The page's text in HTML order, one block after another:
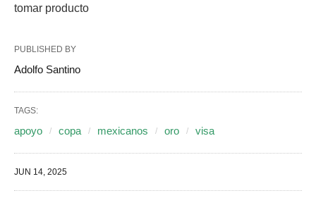
tomar producto
PUBLISHED BY
Adolfo Santino
TAGS:
apoyo copa mexicanos oro visa
JUN 14, 2025